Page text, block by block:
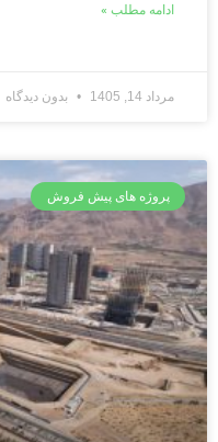
ادامه مطلب »
مرداد 14, 1405 بدون دیدگاه
پروژه های پیش فروش